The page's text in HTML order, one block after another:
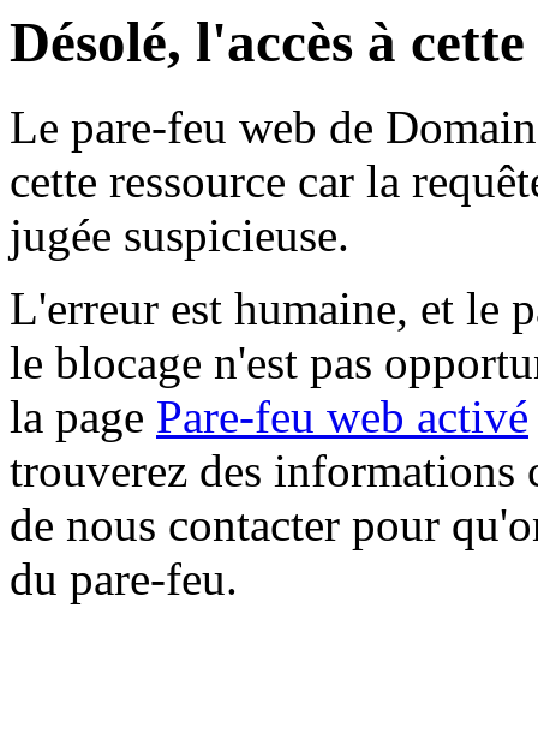
Désolé, l'accès à
Le pare-feu web de
cette ressource car la
jugée suspicieuse.
L'erreur est humaine, et le
le blocage n'est pas
la page Pare-feu web activé
trouverez des informations
de nous contacter pour
du pare-feu.